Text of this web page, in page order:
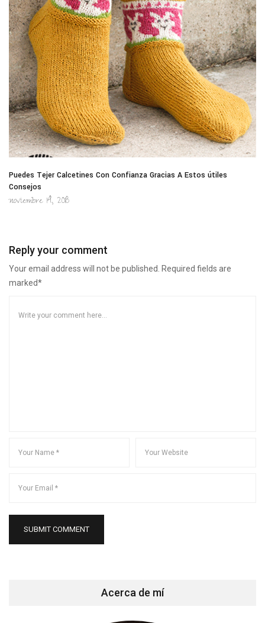
Puedes Tejer Calcetines Con Confianza Gracias A Estos útiles
Consejos
noviembre 14, 2018
Reply your comment
Your email address will not be published. Required fields are
marked*
Acerca de mí